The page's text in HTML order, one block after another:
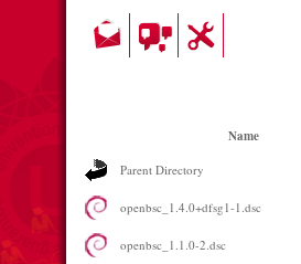
Name
Parent Directory
openbsc_1.4.0+dfsg1-1.dsc
openbsc_1.1.0-2.dsc